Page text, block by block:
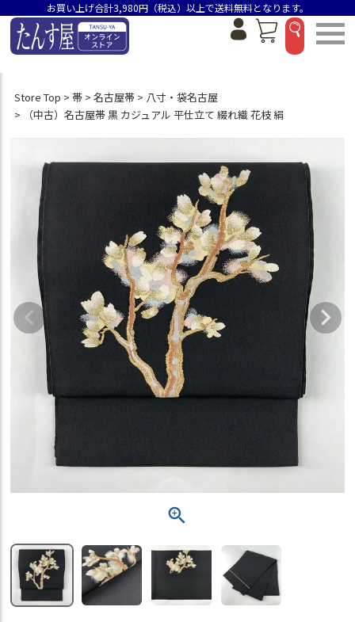
お買い上げ合計3,980円（税込）以上で送料無料となります。
Store Top 帯 名古屋帯
八寸・袋名古屋
（中古）名古屋帯 黒 カジュアル 平仕立て 綴れ織 花枝 絹